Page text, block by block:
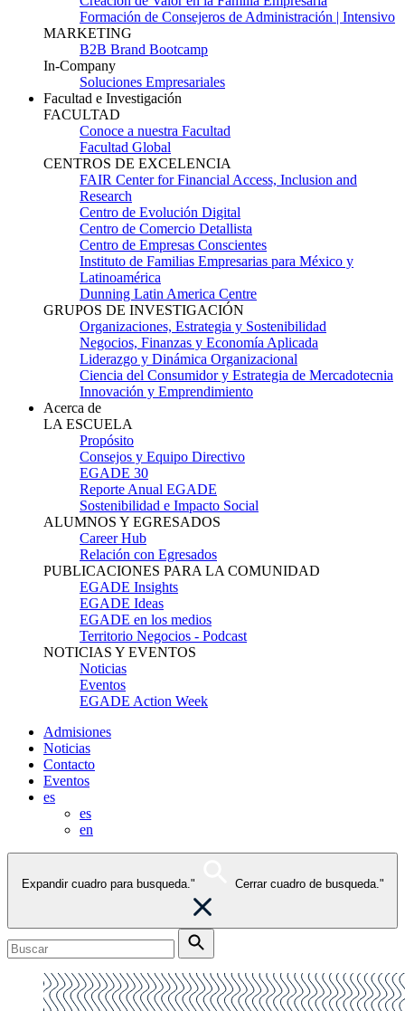
Formación de Consejeros de Administración | Intensivo
MARKETING
B2B Brand Bootcamp
In-Company
Soluciones Empresariales
Facultad e Investigación
FACULTAD
Conoce a nuestra Facultad
Facultad Global
CENTROS DE EXCELENCIA
FAIR Center for Financial Access, Inclusion and
Research
Centro de Evolución Digital
Centro de Comercio Detallista
Centro de Empresas Conscientes
Instituto de Familias Empresarias para México y
Latinoamérica
Dunning Latin America Centre
GRUPOS DE INVESTIGACIÓN
Organizaciones, Estrategia y Sostenibilidad
Negocios, Finanzas y Economía Aplicada
Liderazgo y Dinámica Organizacional
Ciencia del Consumidor y Estrategia de Mercadotecnia
Innovación y Emprendimiento
Acerca de
LA ESCUELA
Propósito
Consejos y Equipo Directivo
EGADE 30
Reporte Anual EGADE
Sostenibilidad e Impacto Social
ALUMNOS Y EGRESADOS
Career Hub
Relación con Egresados
PUBLICACIONES PARA LA COMUNIDAD
EGADE Insights
EGADE Ideas
EGADE en los medios
Territorio Negocios - Podcast
NOTICIAS Y EVENTOS
Noticias
Eventos
EGADE Action Week
Admisiones
Noticias
Contacto
Eventos
es
es
en
Expandir cuadro para busqueda." Cerrar cuadro de busqueda."